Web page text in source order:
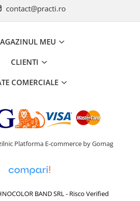
contact@practi.ro
MEU
CLIENTI
COMERCIALE
Platforma E-commerce by Gomag